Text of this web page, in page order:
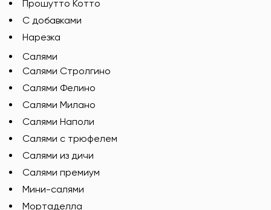
Прошутто Котто
С добавками
Нарезка
Салями
Салями Стролгино
Салями Фелино
Салями Милано
Салями Наполи
Салями с трюфелем
Салями из дичи
Салями премиум
Мини-салями
Мортаделла